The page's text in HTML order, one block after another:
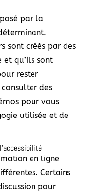
par la
sont créés par des
et qu’ils sont
rester
consulter des
pour vous
utilisée et de
en ligne
Certains
pour